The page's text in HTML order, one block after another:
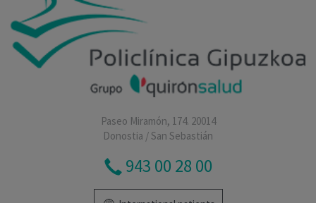
Paseo Miramón, 174. 20014
Donostia / San Sebastián
943 00 28 00